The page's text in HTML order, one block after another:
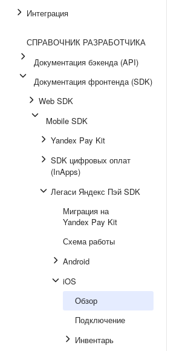
Интеграция
СПРАВОЧНИК РАЗРАБОТЧИКА
Документация бэкенда (API)
Документация фронтенда (SDK)
Web SDK
Mobile SDK
Yandex Pay Kit
SDK цифровых оплат
(InApps)
Легаси Яндекс Пэй SDK
Миграция на
Yandex Pay Kit
Схема работы
Android
iOS
Обзор
Подключение
Инвентарь